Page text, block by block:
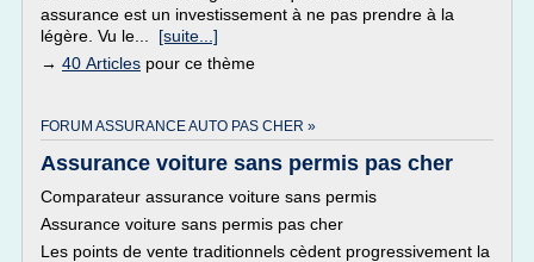
assurance est un investissement à ne pas prendre à la
légère. Vu le... [suite...]
→ 40 Articles pour ce thème
FORUM ASSURANCE AUTO PAS CHER »
Assurance voiture sans permis pas cher
Comparateur assurance voiture sans permis
Assurance voiture sans permis pas cher
Les points de vente traditionnels cèdent progressivement la